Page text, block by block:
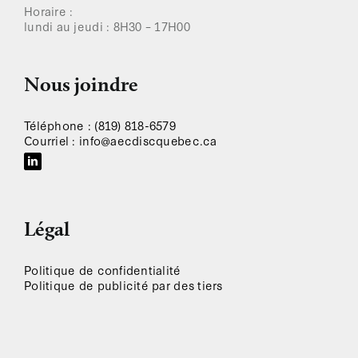
Horaire :
lundi au jeudi : 8H30 – 17H00
Nous joindre
Téléphone : (819) 818-6579
Courriel : info@aecdiscquebec.ca
Légal
Politique de confidentialité
Politique de publicité par des tiers